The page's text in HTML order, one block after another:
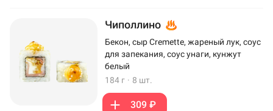
Чиполлино
Бекон, сыр Cremette, жареный лук, соус
для запекания, соус унаги, кунжут
белый
184 г · 8 шт.
309 ₽